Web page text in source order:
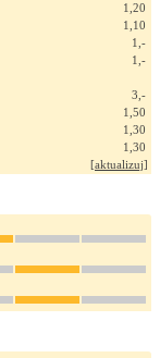
1,20
1,10
1,-
1,-
3,-
1,50
1,30
1,30
[aktualizuj]